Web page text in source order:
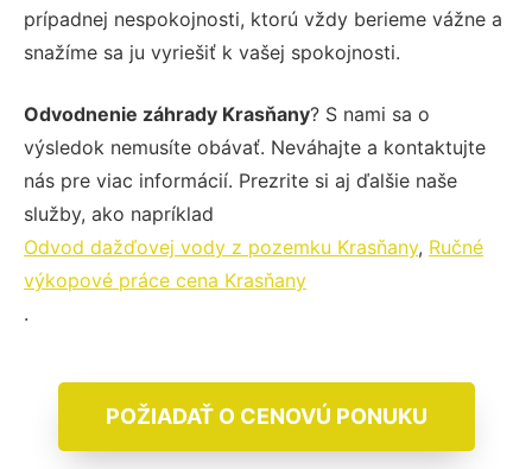
prípadnej nespokojnosti, ktorú vždy berieme vážne a
snažíme sa ju vyriešiť k vašej spokojnosti.
Odvodnenie záhrady Krasňany? S nami sa o
výsledok nemusíte obávať. Neváhajte a kontaktujte
nás pre viac informácií. Prezrite si aj ďalšie naše
služby, ako napríklad
Odvod dažďovej vody z pozemku Krasňany, Ručné
výkopové práce cena Krasňany
.
POŽIADAŤ O CENOVÚ PONUKU